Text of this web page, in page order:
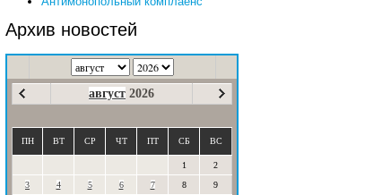
Архив новостей
август 2026
ПН ВТ СР ЧТ ПТ СБ ВС
1
2
3
4 5 6 7 8
9